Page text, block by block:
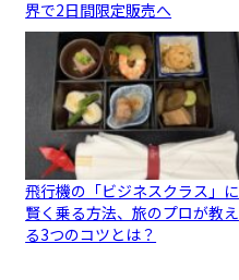
界で2日間限定販売へ
飛行機の「ビジネスクラス」に
賢く乗る方法、旅のプロが教え
る3つのコツとは？